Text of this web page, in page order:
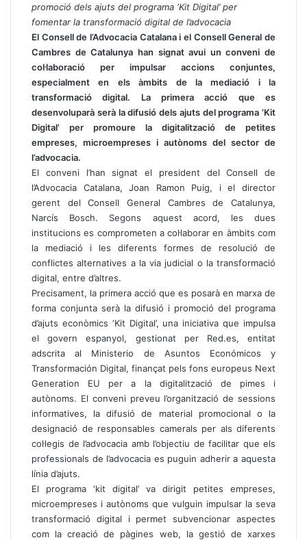
promoció dels ajuts del programa ‘Kit Digital’ per
fomentar la transformació digital de l’advocacia
El Consell de l’Advocacia Catalana i el Consell General de
Cambres de Catalunya han signat avui un conveni de
col·laboració per impulsar accions conjuntes,
especialment en els àmbits de la mediació i la
transformació digital. La primera acció que es
desenvoluparà serà la difusió dels ajuts del programa ‘Kit
Digital’ per promoure la digitalització de petites
empreses, microempreses i autònoms del sector de
l’advocacia.
El conveni l’han signat el president del Consell de
l’Advocacia Catalana, Joan Ramon Puig, i el director
gerent del Consell General Cambres de Catalunya,
Narcís Bosch. Segons aquest acord, les dues
institucions es comprometen a col·laborar en àmbits com
la mediació i les diferents formes de resolució de
conflictes alternatives a la via judicial o la transformació
digital, entre d’altres.
Precisament, la primera acció que es posarà en marxa de
forma conjunta serà la difusió i promoció del programa
d’ajuts econòmics ‘Kit Digital’, una iniciativa que impulsa
el govern espanyol, gestionat per Red.es, entitat
adscrita al Ministerio de Asuntos Económicos y
Transformación Digital, finançat pels fons europeus Next
Generation EU per a la digitalització de pimes i
autònoms. El conveni preveu l’organització de sessions
informatives, la difusió de material promocional o la
designació de responsables camerals per als diferents
col·legis de l’advocacia amb l’objectiu de facilitar que els
professionals de l’advocacia es puguin adherir a aquesta
línia d’ajuts.
El programa ‘kit digital’ va dirigit petites empreses,
microempreses i autònoms que vulguin impulsar la seva
transformació digital i permet subvencionar aspectes
com la creació de pàgines web, la gestió de xarxes